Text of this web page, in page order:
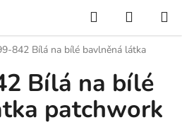
Hledat
KOŠÍK
842 Bílá na bílé bavlněná látka
Bílá na bílé
patchwork